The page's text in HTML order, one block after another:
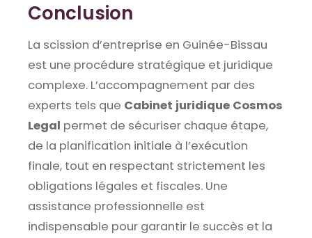
Conclusion
La scission d’entreprise en Guinée-Bissau
est une procédure stratégique et juridique
complexe. L’accompagnement par des
experts tels que Cabinet juridique Cosmos
Legal permet de sécuriser chaque étape,
de la planification initiale à l’exécution
finale, tout en respectant strictement les
obligations légales et fiscales. Une
assistance professionnelle est
indispensable pour garantir le succès et la